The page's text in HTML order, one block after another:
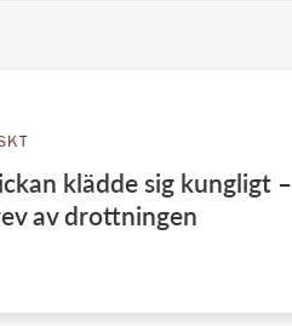
klädde sig kungligt –
av drottningen